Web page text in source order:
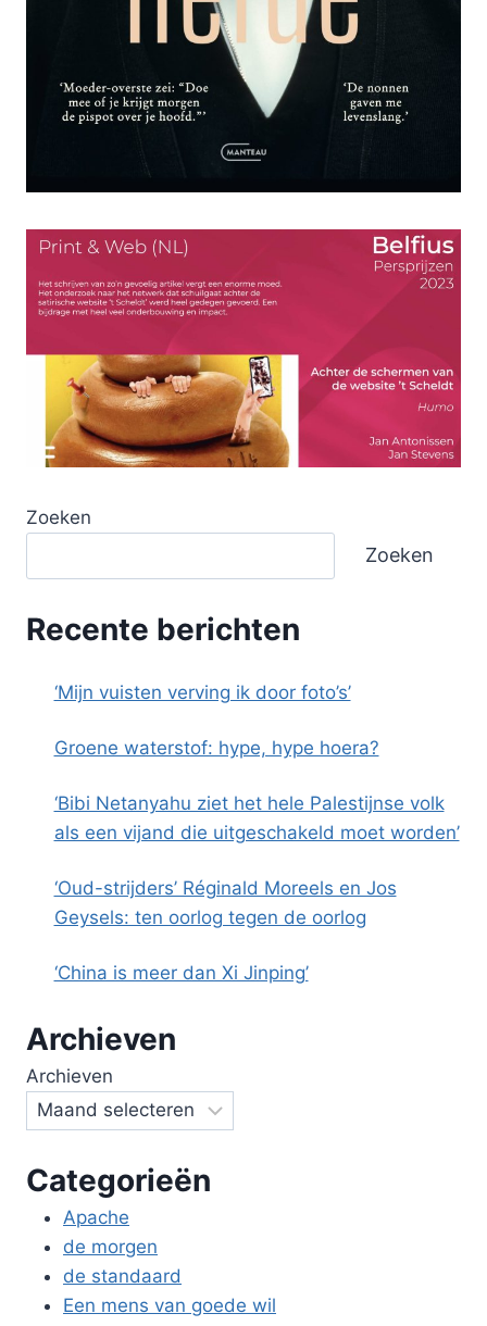
Zoeken
Zoeken
Recente berichten
‘Mijn vuisten verving ik door foto’s’
Groene waterstof: hype, hype hoera?
‘Bibi Netanyahu ziet het hele Palestijnse volk
als een vijand die uitgeschakeld moet worden’
‘Oud-strijders’ Réginald Moreels en Jos
Geysels: ten oorlog tegen de oorlog
‘China is meer dan Xi Jinping’
Archieven
Archieven
Categorieën
Apache
de morgen
de standaard
Een mens van goede wil